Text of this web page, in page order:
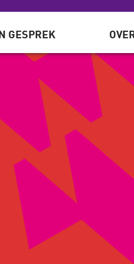
IN GESPREK